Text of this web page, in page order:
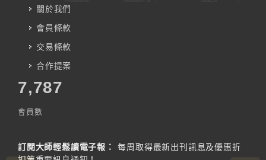
關於我們
會員條款
交易條款
合作提案
7,787
會員數
訂閱大師輕鬆讀電子報：
每周取得最新出刊訊息及優惠折